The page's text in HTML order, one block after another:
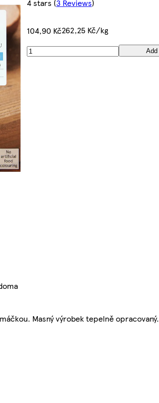
4 stars (3 Reviews)
104,90 Kč262,25 Kč/kg
Add
Masný výrobek tepelně opracovaný.